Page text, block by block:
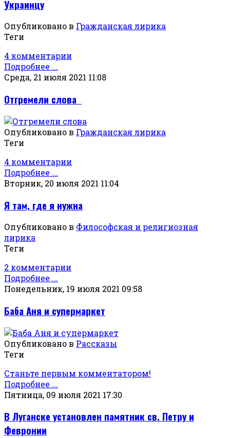
Украинцу
Опубликовано в Гражданская лирика
Теги
4 комментарии
Подробнее ...
Среда, 21 июля 2021 11:08
Отгремели слова
Опубликовано в Гражданская лирика
Теги
4 комментарии
Подробнее ...
Вторник, 20 июля 2021 11:04
Я там, где я нужна
Опубликовано в Философская и религиозная
лирика
Теги
2 комментарии
Подробнее ...
Понедельник, 19 июля 2021 09:58
Баба Аня и супермаркет
Опубликовано в Рассказы
Теги
Станьте первым комментатором!
Подробнее ...
Пятница, 09 июля 2021 17:30
В Луганске установлен памятник св. Петру и
Февронии